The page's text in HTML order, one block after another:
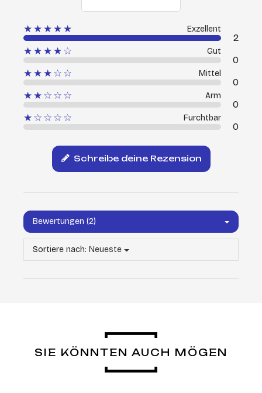
★★★★★ Exzellent
2
★★★★☆
Gut
0
★★★☆☆
Mittel
0
★★☆☆☆
Arm
0
★☆☆☆☆
Furchtbar
0
Schreibe deine Rezension
Bewertungen (2)
Sortiere nach: Neueste
SIE KÖNNTEN AUCH MÖGEN